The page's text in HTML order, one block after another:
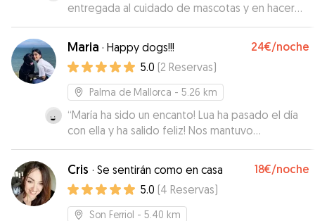
entregada al cuidado de mascotas y en hacer
que tanto ellas como los dueños se sientan muy
tranquilos y a gusto con la estancia en su casa. El
espacio del que disponen tanto interior como
exterior es perfecto, y Ragnar, su perro, muy
bueno y amigable. Suki se lo ha pasado en
grande jugando con él. Y ha sido un miembro
más de su hermosa familia durante su estancia
con ellos. Repetiremos sin dudarlo!”
Maria · Happy dogs!!! 24€/noche
5.0 (2 Reservas)
Palma de Mallorca - 5.26 km
“María ha sido un encanto! Lua ha pasado el día
con ella y ha salido feliz! Nos mantuvo
informados durante todo el día de los paseos y
de si todo iba bien, con fotitos y mensajes
tranquilizadores! Lua querrá repetir seguro!”
Cris · Se sentirán como en casa 18€/noche
5.0 (4 Reservas)
Son Ferriol - 5.40 km